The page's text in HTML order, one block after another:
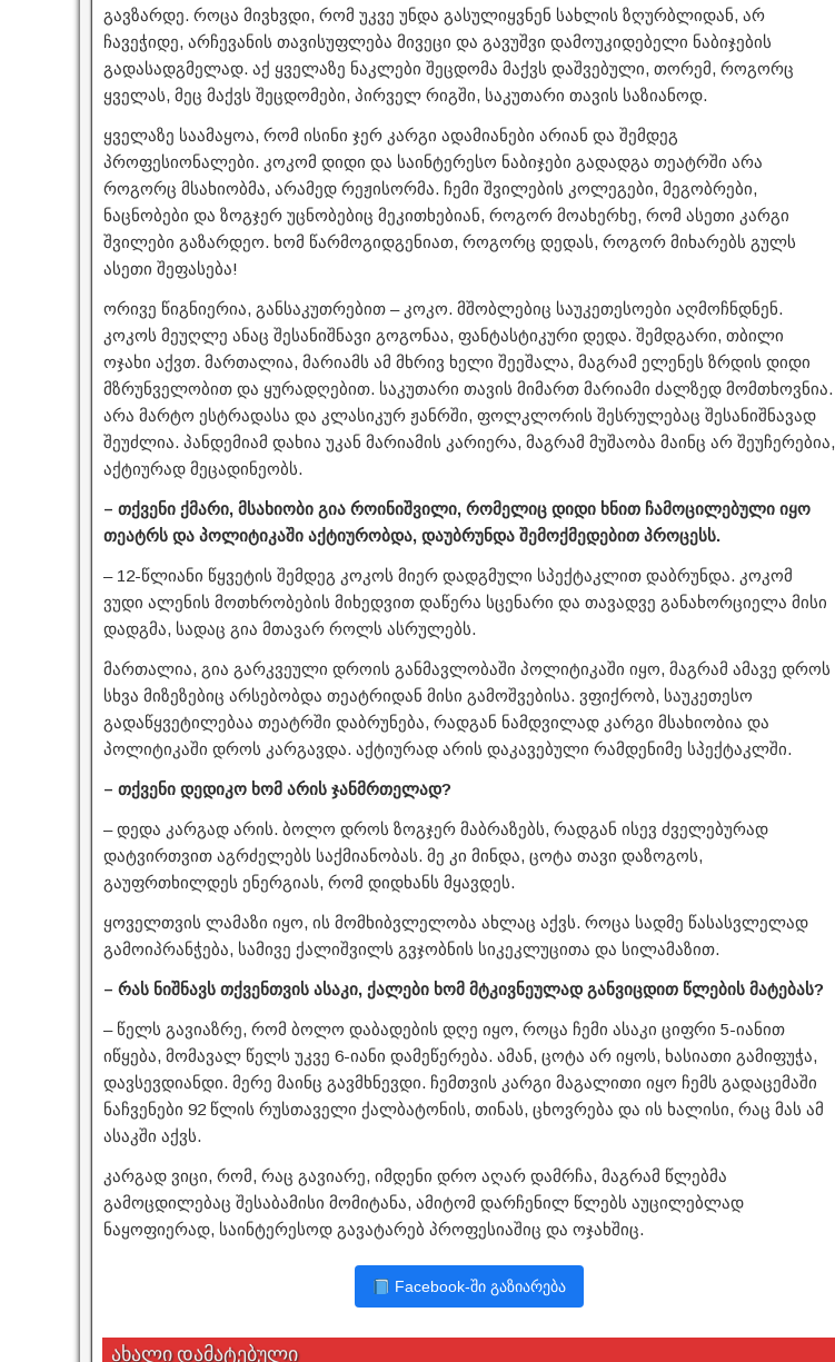
გავზარდე. როცა მივხვდი, რომ უკვე უნდა გასულიყვნენ სახლის ზღურბლიდან, არ
ჩავეჭიდე, არჩევანის თავისუფლება მივეცი და გავუშვი დამოუკიდებელი ნაბიჯების
გადასადგმელად. აქ ყველაზე ნაკლები შეცდომა მაქვს დაშვებული, თორემ, როგორც
ყველას, მეც მაქვს შეცდომები, პირველ რიგში, საკუთარი თავის საზიანოდ.
ყველაზე საამაყოა, რომ ისინი ჯერ კარგი ადამიანები არიან და შემდეგ
პროფესიონალები. კოკომ დიდი და საინტერესო ნაბიჯები გადადგა თეატრში არა
როგორც მსახიობმა, არამედ რეჟისორმა. ჩემი შვილების კოლეგები, მეგობრები,
ნაცნობები და ზოგჯერ უცნობებიც მეკითხებიან, როგორ მოახერხე, რომ ასეთი კარგი
შვილები გაზარდეო. ხომ წარმოგიდგენიათ, როგორც დედას, როგორ მიხარებს გულს
ასეთი შეფასება!
ორივე წიგნიერია, განსაკუთრებით – კოკო. მშობლებიც საუკეთესოები აღმოჩნდნენ.
კოკოს მეუღლე ანაც შესანიშნავი გოგონაა, ფანტასტიკური დედა. შემდგარი, თბილი
ოჯახი აქვთ. მართალია, მარიამს ამ მხრივ ხელი შეეშალა, მაგრამ ელენეს ზრდის დიდი
მზრუნველობით და ყურადღებით. საკუთარი თავის მიმართ მარიამი ძალზედ მომთხოვნია.
არა მარტო ესტრადასა და კლასიკურ ჟანრში, ფოლკლორის შესრულებაც შესანიშნავად
შეუძლია. პანდემიამ დახია უკან მარიამის კარიერა, მაგრამ მუშაობა მაინც არ შეუჩერებია,
აქტიურად მეცადინეობს.
– თქვენი ქმარი, მსახიობი გია როინიშვილი, რომელიც დიდი ხნით ჩამოცილებული იყო
თეატრს და პოლიტიკაში აქტიურობდა, დაუბრუნდა შემოქმედებით პროცესს.
– 12-წლიანი წყვეტის შემდეგ კოკოს მიერ დადგმული სპექტაკლით დაბრუნდა. კოკომ
ვუდი ალენის მოთხრობების მიხედვით დაწერა სცენარი და თავადვე განახორციელა მისი
დადგმა, სადაც გია მთავარ როლს ასრულებს.
მართალია, გია გარკვეული დროის განმავლობაში პოლიტიკაში იყო, მაგრამ ამავე დროს
სხვა მიზეზებიც არსებობდა თეატრიდან მისი გამოშვებისა. ვფიქრობ, საუკეთესო
გადაწყვეტილებაა თეატრში დაბრუნება, რადგან ნამდვილად კარგი მსახიობია და
პოლიტიკაში დროს კარგავდა. აქტიურად არის დაკავებული რამდენიმე სპექტაკლში.
– თქვენი დედიკო ხომ არის ჯანმრთელად?
– დედა კარგად არის. ბოლო დროს ზოგჯერ მაბრაზებს, რადგან ისევ ძველებურად
დატვირთვით აგრძელებს საქმიანობას. მე კი მინდა, ცოტა თავი დაზოგოს,
გაუფრთხილდეს ენერგიას, რომ დიდხანს მყავდეს.
ყოველთვის ლამაზი იყო, ის მომხიბვლელობა ახლაც აქვს. როცა სადმე წასასვლელად
გამოიპრანჭება, სამივე ქალიშვილს გვჯობნის სიკეკლუცითა და სილამაზით.
– რას ნიშნავს თქვენთვის ასაკი, ქალები ხომ მტკივნეულად განვიცდით წლების მატებას?
– წელს გავიაზრე, რომ ბოლო დაბადების დღე იყო, როცა ჩემი ასაკი ციფრი 5-იანით
იწყება, მომავალ წელს უკვე 6-იანი დამეწერება. ამან, ცოტა არ იყოს, ხასიათი გამიფუჭა,
დავსევდიანდი. მერე მაინც გავმხნევდი. ჩემთვის კარგი მაგალითი იყო ჩემს გადაცემაში
ნაჩვენები 92 წლის რუსთაველი ქალბატონის, თინას, ცხოვრება და ის ხალისი, რაც მას ამ
ასაკში აქვს.
კარგად ვიცი, რომ, რაც გავიარე, იმდენი დრო აღარ დამრჩა, მაგრამ წლებმა
გამოცდილებაც შესაბამისი მომიტანა, ამიტომ დარჩენილ წლებს აუცილებლად
ნაყოფიერად, საინტერესოდ გავატარებ პროფესიაშიც და ოჯახშიც.
Facebook-ში გაზიარება
ახალი დამატებული